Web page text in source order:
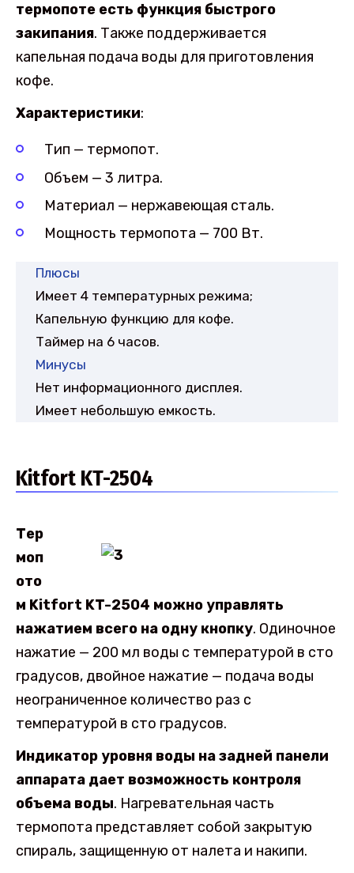
термопоте есть функция быстрого
закипания. Также поддерживается
капельная подача воды для приготовления
кофе.
Характеристики:
Тип — термопот.
Объем — 3 литра.
Материал — нержавеющая сталь.
Мощность термопота — 700 Вт.
Плюсы
Имеет 4 температурных режима;
Капельную функцию для кофе.
Таймер на 6 часов.
Минусы
Нет информационного дисплея.
Имеет небольшую емкость.
Kitfort KT-2504
Тер
моп
ото
м Kitfort KT-2504 можно управлять
нажатием всего на одну кнопку. Одиночное
нажатие — 200 мл воды с температурой в сто
градусов, двойное нажатие — подача воды
неограниченное количество раз с
температурой в сто градусов.
Индикатор уровня воды на задней панели
аппарата дает возможность контроля
объема воды. Нагревательная часть
термопота представляет собой закрытую
спираль, защищенную от налета и накипи.